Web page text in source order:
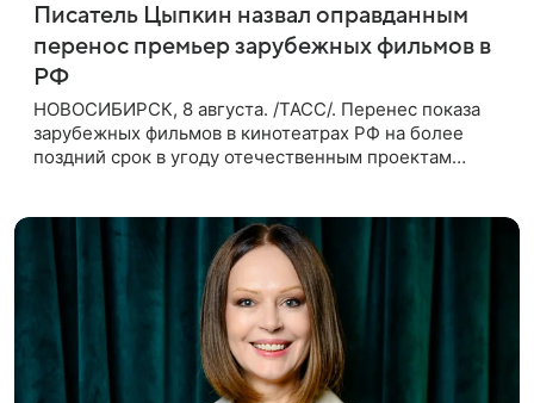
Писатель Цыпкин назвал оправданным
перенос премьер зарубежных фильмов в
РФ
НОВОСИБИРСК, 8 августа. /ТАСС/. Перенес показа
зарубежных фильмов в кинотеатрах РФ на более
поздний срок в угоду отечественным проектам